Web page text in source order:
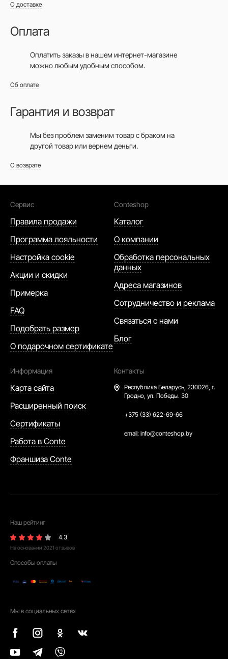
О доставке
Оплата
Оплатить заказы в нашем интернет-магазине
можно любым удобным способом.
Об оплате
Гарантия и возврат
Мы без проблем заменим товар с браком на
другой товар или вернем деньги.
О возврате
Сервис
Правила продажи
Программа лояльности
Настройка cookie
Акции и скидки
Примерка
FAQ
Подобрать размер
О подарочном сертификате
Conteshop
Каталог
О компании
Обработка персональных
данных
Адреса магазинов
Сотрудничество и реклама
Связаться с нами
Блог
Информация
Карта сайта
Расширенный поиск
Сертификаты
Работа в Conte
Франшиза Conte
Контакты
Республика Беларусь, 230026, г.
Гродно, ул. Победы. 30
+375 (33) 622-69-66
email: info@conteshop.by
Наш рейтинг
4.3
На основании 2021 отзывов
Способы оплаты
Мы в социальных сетях